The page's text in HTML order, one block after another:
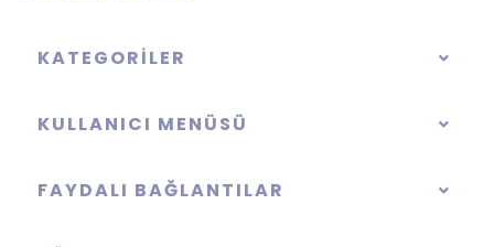
KATEGORILER
KULLANICI MENÜSÜ
FAYDALI BAĞLANTILAR